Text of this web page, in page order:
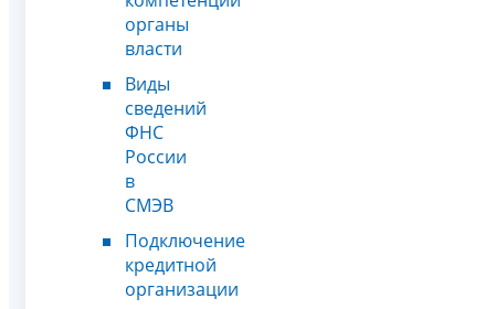
органы
власти
Виды
сведений
ФНС
России
в
СМЭВ
Подключение
кредитной
организации